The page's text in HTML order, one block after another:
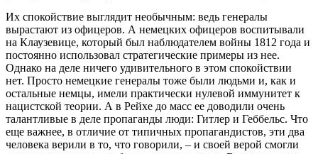
Их спокойствие выглядит необычным: ведь генералы
вырастают из офицеров. А немецких офицеров воспитывали
на Клаузевице, который был наблюдателем войны 1812 года и
постоянно использовал стратегические примеры из нее.
Однако на деле ничего удивительного в этом спокойствии
нет. Просто немецкие генералы тоже были людьми и, как и
остальные немцы, имели практически нулевой иммунитет к
нацистской теории. А в Рейхе до масс ее доводили очень
талантливые в деле пропаганды люди: Гитлер и Геббельс. Что
еще важнее, в отличие от типичных пропагандистов, эти два
человека верили в то, что говорили, – и своей верой смогли